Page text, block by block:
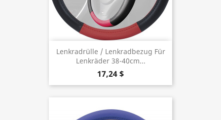
Lenkradrülle / Lenkradbezug Für
Lenkräder 38-40cm...
17,24 $